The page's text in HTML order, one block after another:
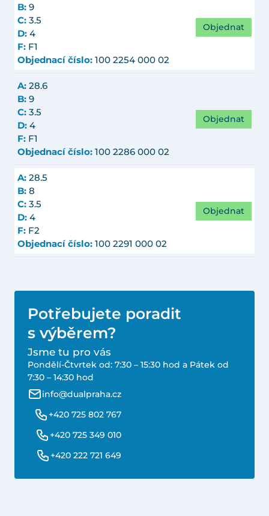
B: 9
C: 3.5
D: 4
F: F1
Objednací číslo: 100 2254 000 02
Objednat
A: 28.6
B: 9
C: 3.5
D: 4
F: F1
Objednací číslo: 100 2286 000 02
Objednat
A: 28.5
B: 8
C: 3.5
D: 4
F: F2
Objednací číslo: 100 2291 000 02
Objednat
Potřebujete poradit
s výběrem?
Jsme tu pro vás
Pondělí-Čtvrtek od: 7:30 – 15:30 hod a Pátek od
7:30 – 14:30 hod
info@dualpraha.cz
+420 725 802 767
+420 725 349 010
+420 222 721 649